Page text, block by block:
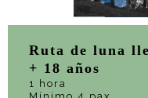
Ruta de luna
+ 18 años
1 hora